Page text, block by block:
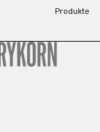
Produkte